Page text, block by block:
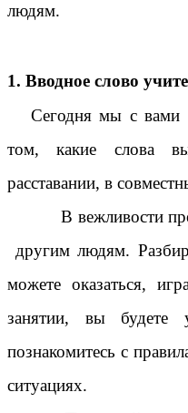
людям.
Ход
1. Вводное слово
Сегодня мы с вами
том, какие слова
расставании, в
В вежливости
другим людям.
можете оказаться,
занятии, вы будете
познакомитесь с
ситуациях.